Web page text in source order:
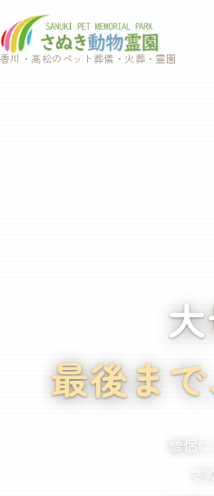
香川・高松のペット葬儀・火葬・霊園
最後まで
僧侶
さ